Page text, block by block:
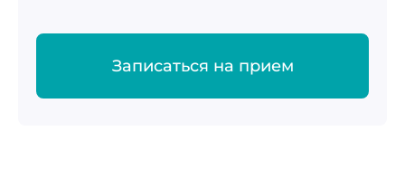
Записаться на прием